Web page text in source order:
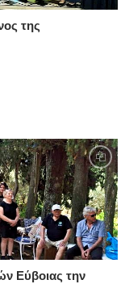
της
Εύβοιας την